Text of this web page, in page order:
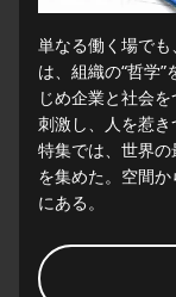
単なる働く場で
は、組織の“哲学
じめ企業と社会
刺激し、人を惹
特集では、世界
を集めた。空間
にある。